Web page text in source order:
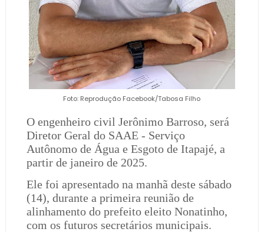
Foto: Reprodução Facebook/Tabosa Filho
O engenheiro civil Jerônimo Barroso, será
Diretor Geral do SAAE - Serviço
Autônomo de Água e Esgoto de Itapajé, a
partir de janeiro de 2025.
Ele foi apresentado na manhã deste sábado
(14), durante a primeira reunião de
alinhamento do prefeito eleito Nonatinho,
com os futuros secretários municipais.